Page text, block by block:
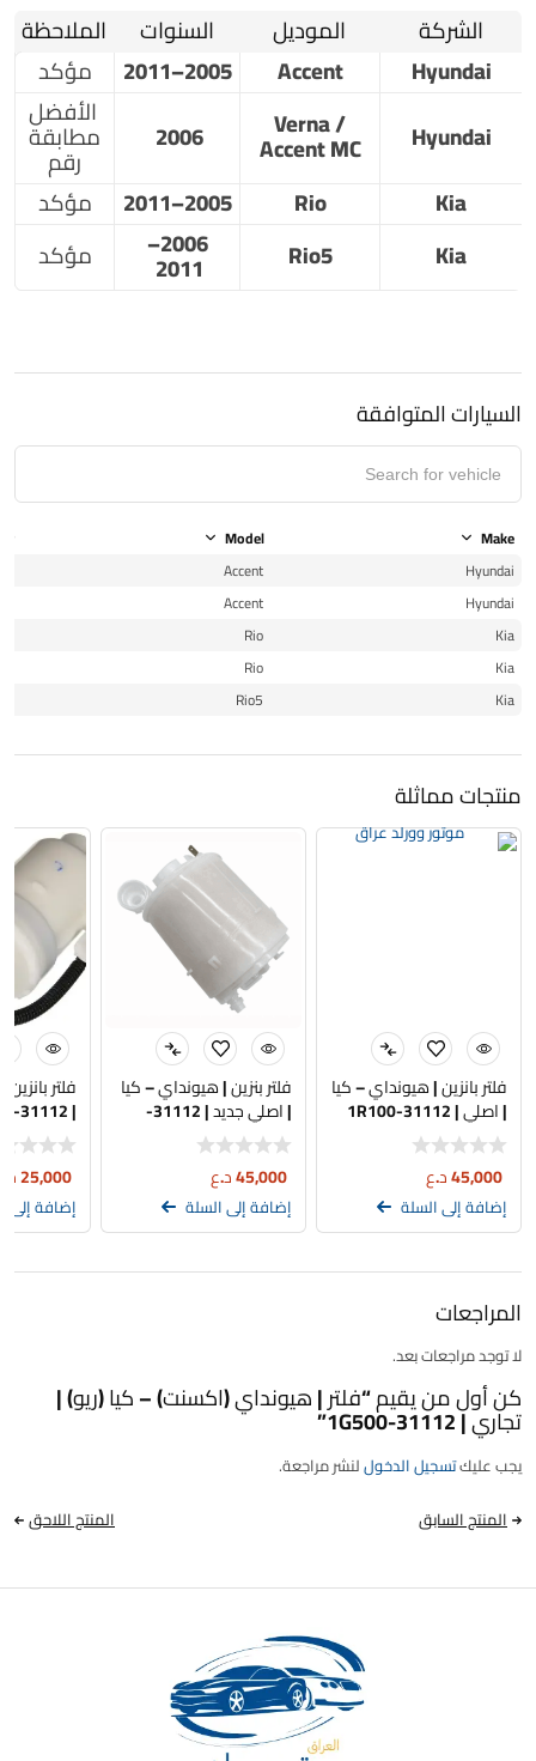
الشركة
الموديل السنوات
الملاحظة
Hyundai
Accent
2005–2011
مؤكد
Hyundai
Verna /
Accent MC
2006
الأفضل
مطابقة
رقم
Kia
Rio
2005–2011
مؤكد
Kia
Rio5
2006–
2011 مؤكد
السيارات المتوافقة
Make
Model
Hyundai
Accent
Hyundai
Accent
Kia
Rio
Kia
Rio
Kia
Rio5
منتجات مماثلة
فلتر بانزين | هيونداي – كيا
| اصلي | 31112-1R100
45,000د.ع
إضافة إلى السلة
فلتر بنزين | هيونداي – كيا
| اصلي جديد | 31112-
C9100
45,000د.ع
إضافة إلى السلة
فلتر
| 31112-3X000 | تجاري
25,000
إضافة إلى
المراجعات
لا توجد مراجعات بعد.
كن أول من يقيم “فلتر | هيونداي (اكسنت) – كيا (ريو) |
تجاري | 31112-1G500”
يجب عليكتسجيل الدخوللنشر مراجعة.
المنتج السابق
المنتج اللاحق